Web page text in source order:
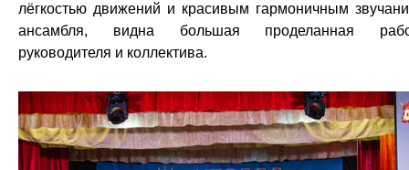
лёгкостью движений и красивым гармоничным
ансамбля, видна большая проделанная
руководителя и коллектива.